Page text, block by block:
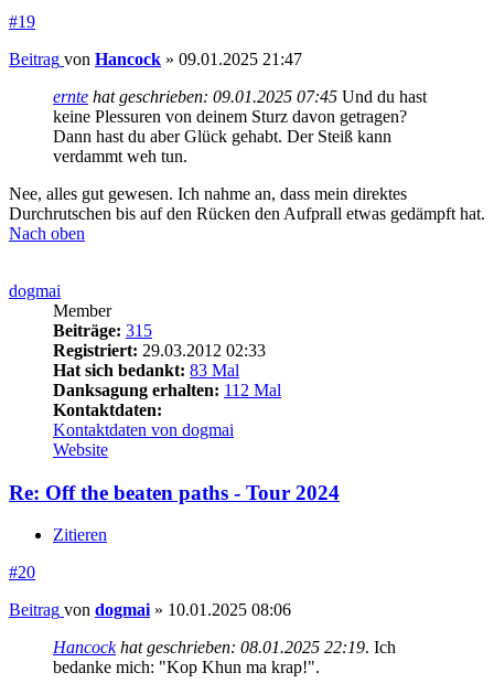
#19
Beitrag von Hancock » 09.01.2025 21:47
ernte hat geschrieben: 09.01.2025 07:45 Und du hast
keine Plessuren von deinem Sturz davon getragen?
Dann hast du aber Glück gehabt. Der Steiß kann
verdammt weh tun.
Nee, alles gut gewesen. Ich nahme an, dass mein direktes
Durchrutschen bis auf den Rücken den Aufprall etwas gedämpft hat.
Nach oben
dogmai
Member
Beiträge: 315
Registriert: 29.03.2012 02:33
Hat sich bedankt: 83 Mal
Danksagung erhalten: 112 Mal
Kontaktdaten:
Kontaktdaten von dogmai
Website
Re: Off the beaten paths - Tour 2024
Zitieren
#20
Beitrag von dogmai » 10.01.2025 08:06
Hancockhat geschrieben: 08.01.2025 22:19. Ich
bedanke mich: "Kop Khun ma krap!".